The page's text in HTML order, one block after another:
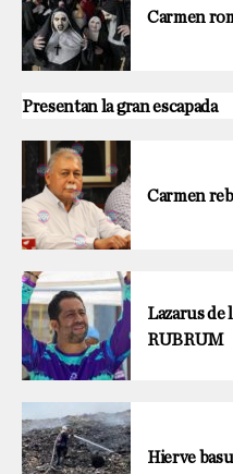
Carmen
Presentan la gran escapada
Carmen
Lazarus de
RUBRUM
Hierve